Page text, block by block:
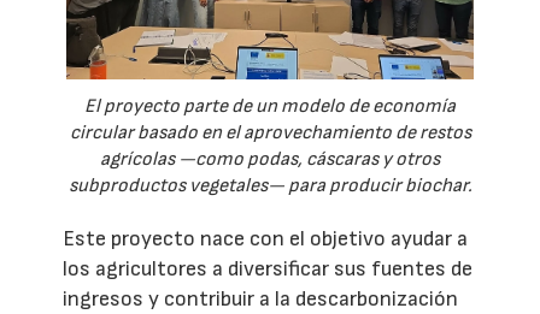
El proyecto parte de un modelo de economía
circular basado en el aprovechamiento de restos
agrícolas —como podas, cáscaras y otros
subproductos vegetales— para producir biochar.
Este proyecto nace con el objetivo ayudar a
los agricultores a diversificar sus fuentes de
ingresos y contribuir a la descarbonización